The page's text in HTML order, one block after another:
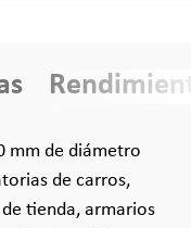
mm de diámetro
de carros,
tienda, armarios